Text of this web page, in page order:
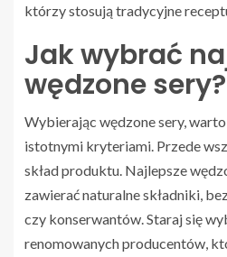
którzy stosują tradycyjne
Jak wybrać
wędzone sery?
Wybierając wędzone sery,
istotnymi kryteriami. Przede
skład produktu. Najlepsze
zawierać naturalne składniki,
czy konserwantów. Staraj się
renomowanych producentów,